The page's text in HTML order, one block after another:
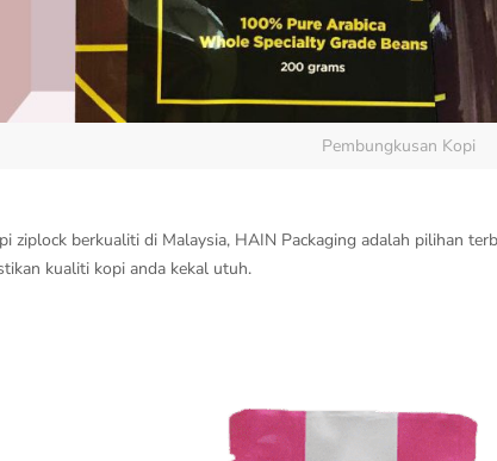
Pembungkusan Kopi
ziplock berkualiti di Malaysia, HAIN Packaging adalah pilihan
kualiti kopi anda kekal utuh.